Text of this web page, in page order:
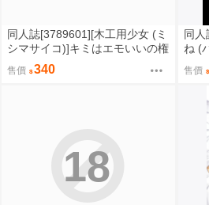
同人誌[3789601][木工用少女 (ミ
シマサイコ)]キミはエモいいの権
化4 (hololive )
售價 340
同人
ね (
と
售價
18